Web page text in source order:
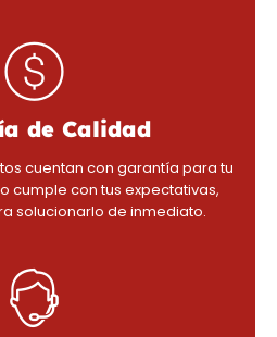
de Calidad
cuentan con garantía para tu
cumple con tus expectativas,
solucionarlo de inmediato.